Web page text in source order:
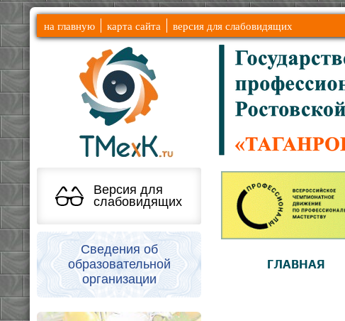
на главную карта сайта версия для слабовидящих
Версия для
слабовидящих
Сведения об
образовательной
организации
ГЛАВНАЯ